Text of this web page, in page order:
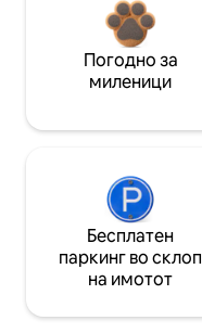
Погодно за
миленици
Бесплатен
паркинг во склоп
на имотот